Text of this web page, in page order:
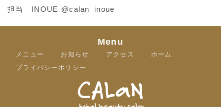
担当 INOUE @calan_inoue
Menu
メニュー お知らせ アクセス
ホーム
プライバシーポリシー